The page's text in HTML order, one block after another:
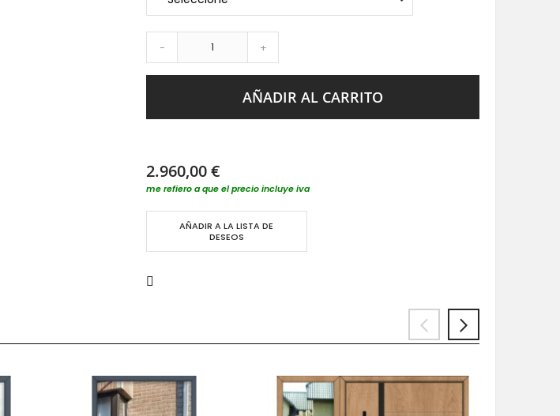
- +
AÑADIR AL CARRITO
2.960,00 €
me refiero a que el precio incluye iva
AÑADIR A LA LISTA DE
DESEOS